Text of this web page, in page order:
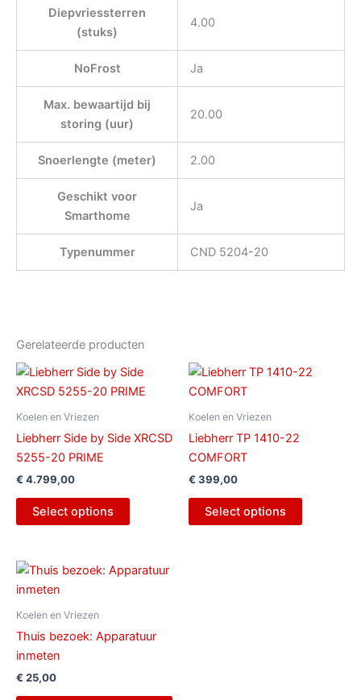
Diepvriessterren
(stuks)
4.00
NoFrost Ja
Max. bewaartijd bij
storing (uur)
20.00
Snoerlengte (meter) 2.00
Geschikt voor
Smarthome
Ja
Typenummer CND 5204-20
Gerelateerde producten
Koelen en Vriezen
Liebherr Side by Side XRCSD
5255-20 PRIME
€ 4.799,00
Select options
Koelen en Vriezen
Liebherr TP 1410-22
COMFORT
€ 399,00
Select options
Koelen en Vriezen
Thuis bezoek: Apparatuur
inmeten
€ 25,00